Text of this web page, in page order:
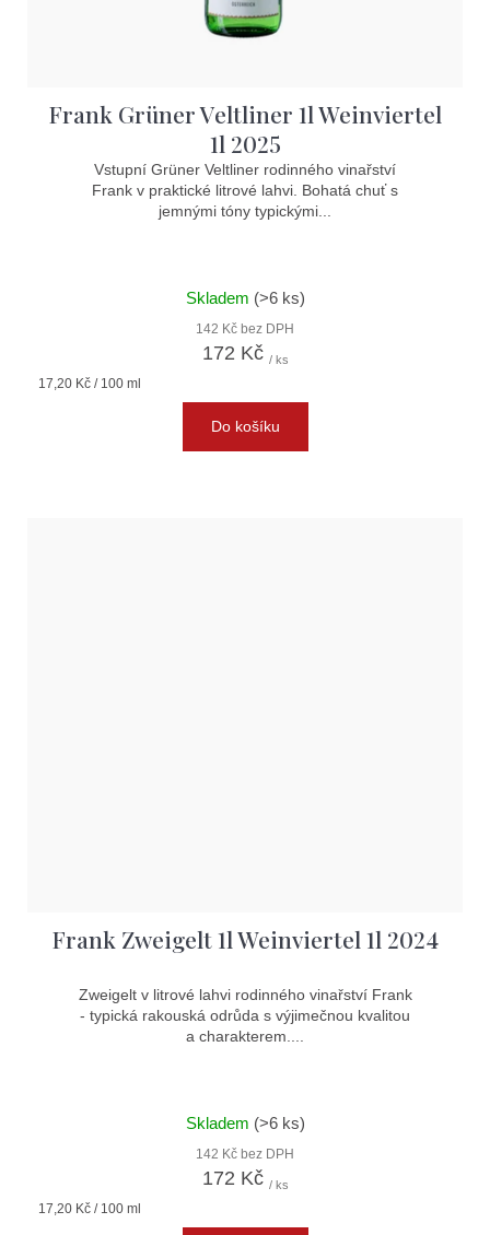
Frank Grüner Veltliner 1l Weinviertel
1l 2025
Vstupní Grüner Veltliner rodinného vinařství
Frank v praktické litrové lahvi. Bohatá chuť s
jemnými tóny typickými...
Skladem (>6 ks)
142 Kč bez DPH
172 Kč / ks
Měrná
17,20 Kč / 100 ml
Do košíku
Frank Zweigelt 1l Weinviertel 1l 2024
Zweigelt v litrové lahvi rodinného vinařství Frank
- typická rakouská odrůda s výjimečnou kvalitou
a charakterem....
Skladem (>6 ks)
142 Kč bez DPH
172 Kč / ks
Měrná
17,20 Kč / 100 ml